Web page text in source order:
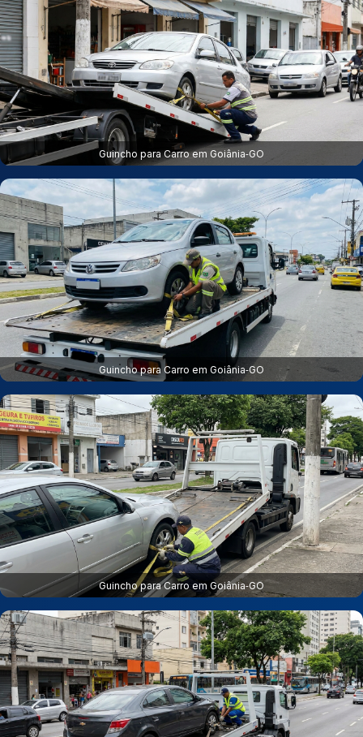
Guincho para Carro em Goiânia‑GO
Guincho para Carro em Goiânia‑GO
Guincho para Carro em Goiânia‑GO